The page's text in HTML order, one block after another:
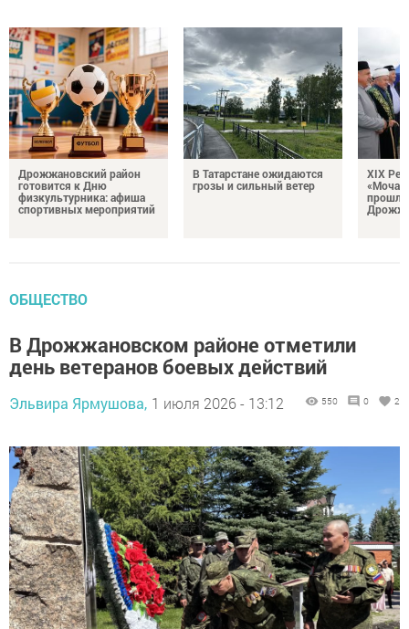
Дрожжановский район
готовится к Дню
физкультурника: афиша
спортивных мероприятий
В Татарстане ожидаются
грозы и сильный ветер
XIX
ОБЩЕСТВО
В Дрожжановском районе отметили
день ветеранов боевых действий
Эльвира Ярмушова, 1 июля 2026 - 13:12 550 0 2